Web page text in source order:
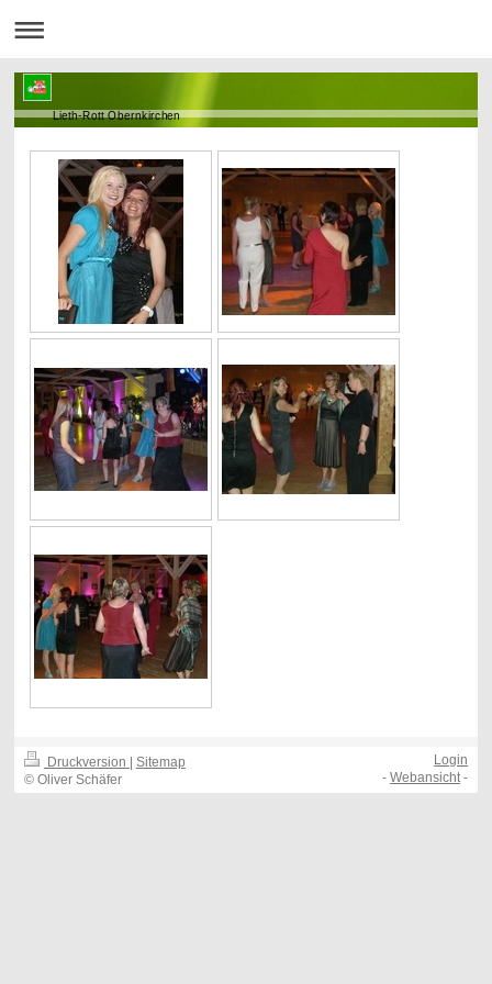
Lieth-Rott Obernkirchen
Druckversion | Sitemap
© Oliver Schäfer
Login
-Webansicht -